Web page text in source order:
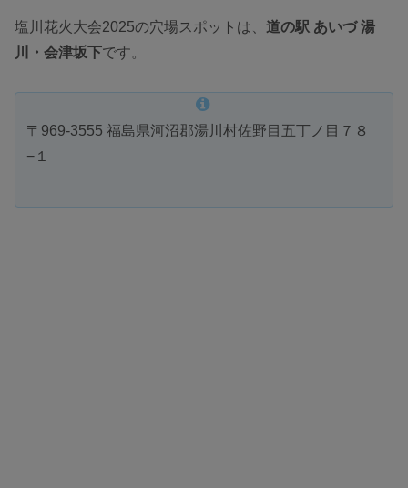
塩川花火大会2025の穴場スポットは、 道の駅 あいづ 湯
川・会津坂下です。
〒969-3555 福島県河沼郡湯川村佐野目五丁ノ目７８
−１